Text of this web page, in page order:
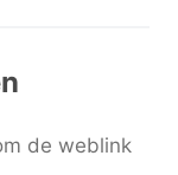
de weblink